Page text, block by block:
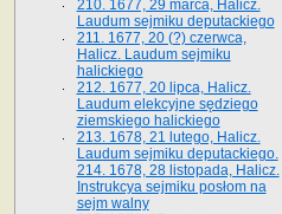
210. 1677, 29 marca, Halicz.
Laudum sejmiku deputackiego
211. 1677, 20 (?) czerwca,
Halicz. Laudum sejmiku
halickiego
212. 1677, 20 lipca, Halicz.
Laudum elekcyjne sędziego
ziemskiego halickiego
213. 1678, 21 lutego, Halicz.
Laudum sejmiku deputackiego.
214. 1678, 28 listopada, Halicz.
Instrukcya sejmiku posłom na
sejm walny